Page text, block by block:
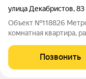
улица Декабристов,83
Объект №118826
комнатная квартира,
Слобода" в 7 минутах
позволит вам
Позвонить